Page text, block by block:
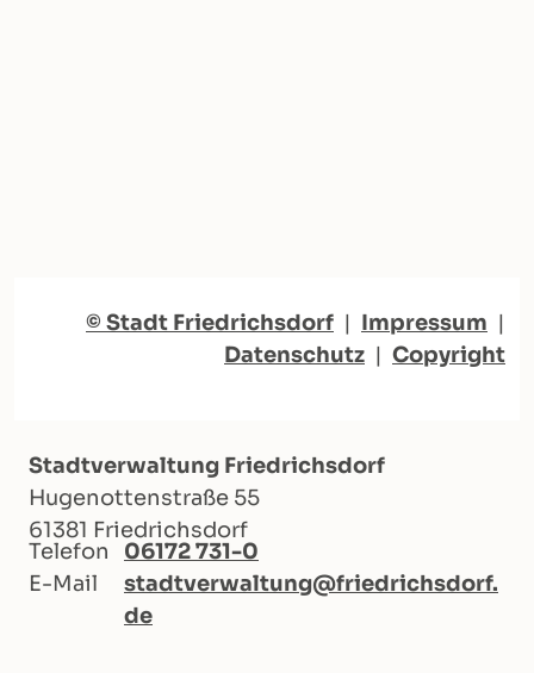
© Stadt Friedrichsdorf | Impressum |
Datenschutz | Copyright
Stadtverwaltung Friedrichsdorf
Hugenottenstraße 55
61381 Friedrichsdorf
Telefon
06172 731-0
E-Mail
stadtverwaltung@friedrichsdorf.
de